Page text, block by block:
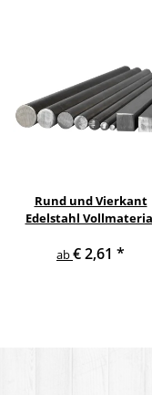
Rund und Vierkant
Edelstahl
ab€ 2,61 *